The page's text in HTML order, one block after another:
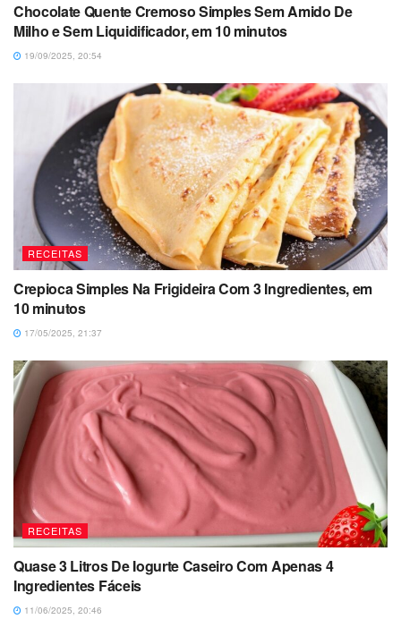
Chocolate Quente Cremoso Simples Sem Amido De
Milho e Sem Liquidificador, em 10 minutos
19/09/2025, 20:54
RECEITAS
Crepioca Simples Na Frigideira Com 3 Ingredientes, em
10 minutos
17/05/2025, 21:37
RECEITAS
Quase 3 Litros De Iogurte Caseiro Com Apenas 4
Ingredientes Fáceis
11/06/2025, 20:46